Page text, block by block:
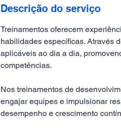
Descrição do serviço
Treinamentos oferecem
habilidades específicas. Através
aplicáveis ao dia a dia,
competências.
Nos treinamentos de
engajar equipes e impulsionar
desempenho e crescimento